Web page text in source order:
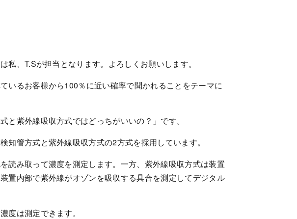
私、T.Sが担当となります。よろしくお願いします。
いるお客様から100％に近い確率で聞かれることをテーマに
と紫外線吸収方式ではどっちがいいの？」です。
知管方式と紫外線吸収方式の2方式を採用しています。
読み取って濃度を測定します。一方、紫外線吸収方式は装置
置内部で紫外線がオゾンを吸収する具合を測定してデジタル
度は測定できます。